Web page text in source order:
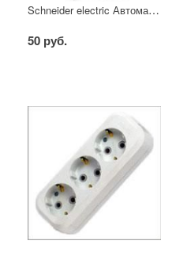
Schneider electric Автоматический выключатель 1/40А
50 руб.